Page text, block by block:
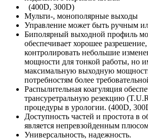
(400D, 300D)
Мульти-, монополярные выходы
Управление может быть ручным
Биполярный выходной профиль
обеспечивает хорошее
контролировать небольшие
мощности для тонкой работы, но
максимальную выходную
потребностям более
Распылительная коагуляция
трансуретральную резекцию
процедуры в урологии. (400D,
Доступность частей и простота в
является непревзойденным
Универсальность, надежность.